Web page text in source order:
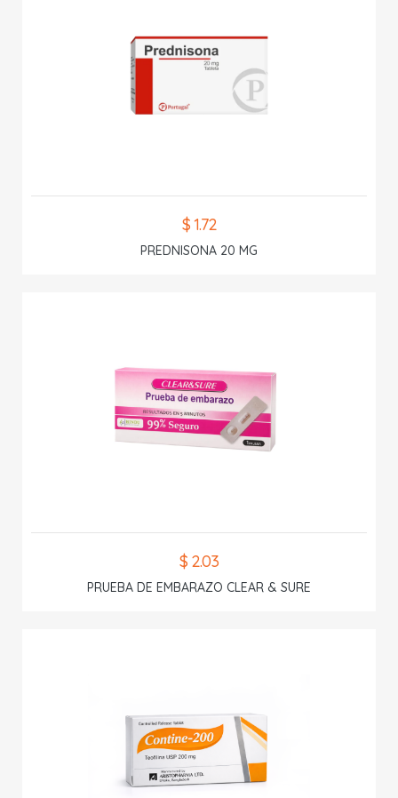
$ 1.72
PREDNISONA 20 MG
$ 2.03
PRUEBA DE EMBARAZO CLEAR & SURE